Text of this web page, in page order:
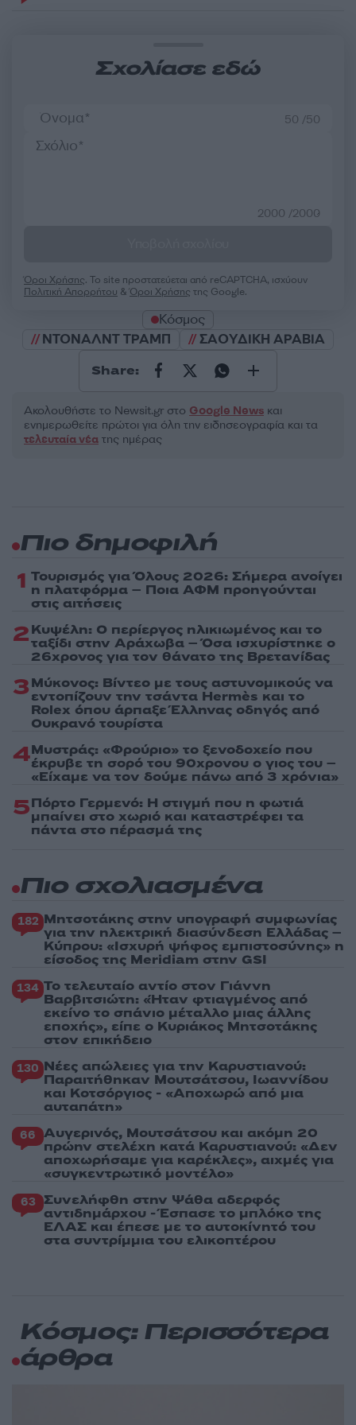
Σχολίασε εδώ
50 /50
2000 /2000
Όροι Χρήσης. Το site προστατεύεται από reCAPTCHA, ισχύουν
Πολιτική Απορρήτου &Όροι Χρήσης της Google.
Κόσμος
ΝΤΟΝΑΛΝΤ ΤΡΑΜΠ
ΣΑΟΥΔΙΚΗ ΑΡΑΒΙΑ
Share:
Ακολουθήστε το Νewsit.gr στο Google News και
ενημερωθείτε πρώτοι για όλη την ειδησεογραφία και τα
τελευταία νέα της ημέρας
Πιο δημοφιλή
1 Τουρισμός για Όλους 2026: Σήμερα ανοίγει
η πλατφόρμα – Ποια ΑΦΜ προηγούνται
στις αιτήσεις
2Κυψέλη: Ο περίεργος ηλικιωμένος και το
ταξίδι στην Αράχωβα – Όσα ισχυρίστηκε ο
26χρονος για τον θάνατο της Βρετανίδας
3Μύκονος: Βίντεο με τους αστυνομικούς να
εντοπίζουν την τσάντα Hermès και το
Rolex όπου άρπαξε Έλληνας οδηγός από
Ουκρανό τουρίστα
4Μυστράς: «Φρούριο» το ξενοδοχείο που
έκρυβε τη σορό του 90χρονου ο γιος του –
«Είχαμε να τον δούμε πάνω από 3 χρόνια»
5Πόρτο Γερμενό: Η στιγμή που η φωτιά
μπαίνει στο χωριό και καταστρέφει τα
πάντα στο πέρασμά της
Πιο σχολιασμένα
182 Μητσοτάκης στην υπογραφή συμφωνίας
για την ηλεκτρική διασύνδεση Ελλάδας –
Κύπρου: «Ισχυρή ψήφος εμπιστοσύνης» η
είσοδος της Meridiam στην GSI
134 Το τελευταίο αντίο στον Γιάννη
Βαρβιτσιώτη: «Ήταν φτιαγμένος από
εκείνο το σπάνιο μέταλλο μιας άλλης
εποχής», είπε ο Κυριάκος Μητσοτάκης
στον επικήδειο
130 Νέες απώλειες για την Καρυστιανού:
Παραιτήθηκαν Μουτσάτσου, Ιωαννίδου
και Κοτσόργιος - «Αποχωρώ από μια
αυταπάτη»
66 Αυγερινός, Μουτσάτσου και ακόμη 20
πρώην στελέχη κατά Καρυστιανού: «Δεν
αποχωρήσαμε για καρέκλες», αιχμές για
«συγκεντρωτικό μοντέλο»
63 Συνελήφθη στην Ψάθα αδερφός
αντιδημάρχου - Έσπασε το μπλόκο της
ΕΛΑΣ και έπεσε με το αυτοκίνητό του
στα συντρίμμια του ελικοπτέρου
Κόσμος: Περισσότερα
άρθρα